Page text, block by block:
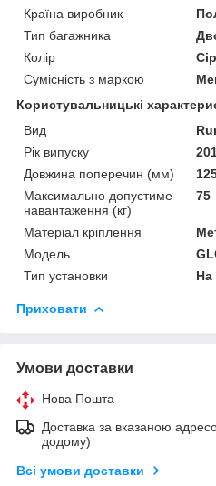
Країна виробник
Тип багажника
Колір
Сумісність з маркою
Користувальницькі
Вид
Рік випуску
Довжина поперечин (мм)
Максимально допустиме
навантаження (кг)
75
Матеріал кріплення
Мoдель
Тип установки
На
Приховати
Умови доставки
Нова Пошта
Доставка за вказаною
додому)
Всі умови доставки